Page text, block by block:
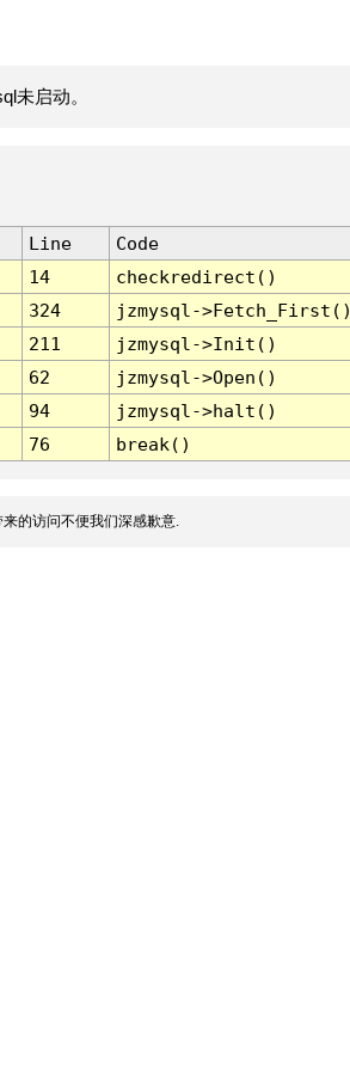
未启动。
Line
Code
14
checkredirect()
324
jzmysql-
211
jzmysql->Init()
62
jzmysql->Open()
94
jzmysql->halt()
76 break()
的访问不便我们深感歉意.